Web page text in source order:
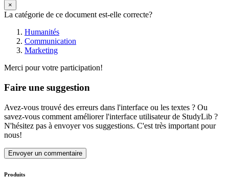
×
La catégorie de ce document est-elle correcte?
Humanités
Communication
Marketing
Merci pour votre participation!
Faire une suggestion
Avez-vous trouvé des erreurs dans l'interface ou les textes ? Ou
savez-vous comment améliorer l'interface utilisateur de StudyLib ?
N'hésitez pas à envoyer vos suggestions. C'est très important pour
nous!
Envoyer un commentaire
Produits